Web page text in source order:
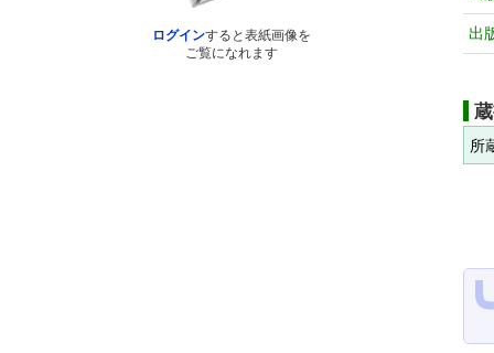
ログインすると表紙画像を
ご覧になれます
出
所